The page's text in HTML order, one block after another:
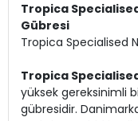
Tropica
Gübresi
Tropica Specialised
Tropica
yüksek gereksinimli
gübresidir.